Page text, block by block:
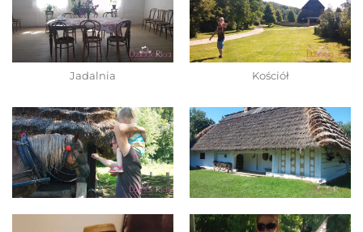
Jadalnia Kościół